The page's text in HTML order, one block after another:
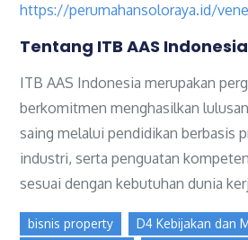
https://perumahansoloraya.id/
Tentang ITB AAS Indonesia
ITB AAS Indonesia merupakan
berkomitmen menghasilkan
saing melalui pendidikan berbasis
industri, serta penguatan
sesuai dengan kebutuhan dunia
bisnis property
D4 Kebijakan dan